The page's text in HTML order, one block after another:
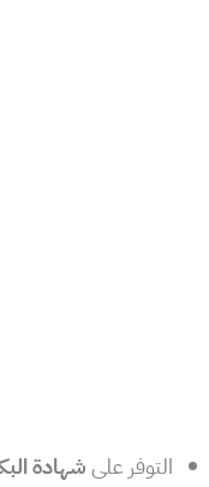
التوفر علىشهادة